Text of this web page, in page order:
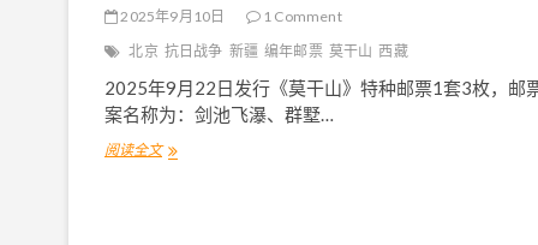
2025年9月10日
1 Comment
北京 抗日战争 新疆 编年邮票 莫干山 西藏
2025年9月22日发行《莫干山》特种邮票1套3枚，邮
案名称为：剑池飞瀑、群墅…
阅读全文7